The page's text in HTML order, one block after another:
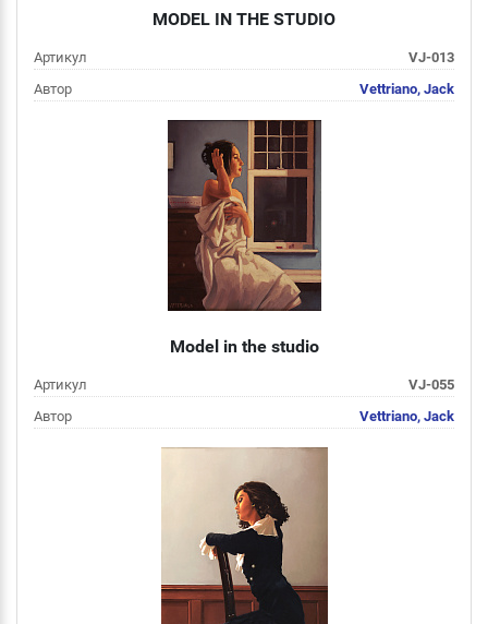
MODEL IN THE STUDIO
Артикул
VJ-013
Автор
Vettriano, Jack
Подробнее
Model in the studio
Артикул
VJ-055
Автор
Vettriano, Jack
Подробнее